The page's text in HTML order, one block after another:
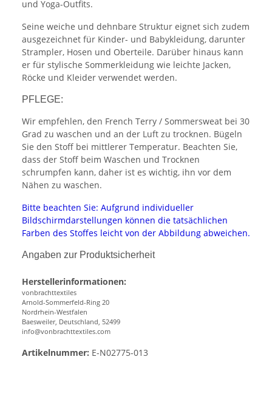
und Yoga-Outfits.
Seine weiche und dehnbare Struktur eignet sich zudem
ausgezeichnet für Kinder- und Babykleidung, darunter
Strampler, Hosen und Oberteile. Darüber hinaus kann
er für stylische Sommerkleidung wie leichte Jacken,
Röcke und Kleider verwendet werden.
PFLEGE:
Wir empfehlen, den French Terry / Sommersweat bei 30
Grad zu waschen und an der Luft zu trocknen. Bügeln
Sie den Stoff bei mittlerer Temperatur. Beachten Sie,
dass der Stoff beim Waschen und Trocknen
schrumpfen kann, daher ist es wichtig, ihn vor dem
Nähen zu waschen.
Bitte beachten Sie: Aufgrund individueller
Bildschirmdarstellungen können die tatsächlichen
Farben des Stoffes leicht von der Abbildung abweichen.
Angaben zur Produktsicherheit
Herstellerinformationen:
vonbrachttextiles
Arnold-Sommerfeld-Ring 20
Nordrhein-Westfalen
Baesweiler, Deutschland, 52499
info@vonbrachttextiles.com
Artikelnummer: E-N02775-013